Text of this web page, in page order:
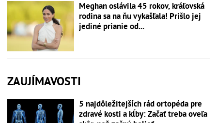
Meghan oslávila 45 rokov, kráľovská
rodina sa na ňu vykašľala! Prišlo jej
jediné prianie od...
ZAUJÍMAVOSTI
5 najdôležitejších rád ortopéda pre
zdravé kosti a kĺby: Začať treba oveľa